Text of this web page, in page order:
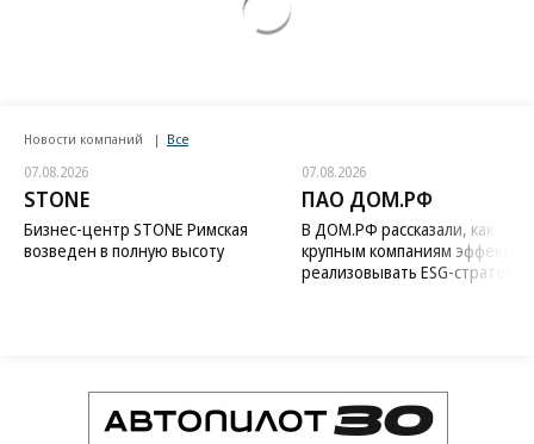
Новости компаний Все
07.08.2026
STONE
Бизнес-центр STONE Римская
возведен в полную высоту
07.08.2026
ПАО ДОМ.РФ
В ДОМ.РФ рассказали, как
крупным компаниям
реализовывать ESG-стратегию